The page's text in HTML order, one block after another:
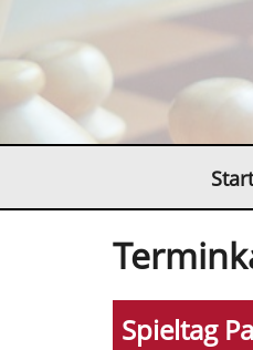
Zum
Inhalt
springen
Spieltag